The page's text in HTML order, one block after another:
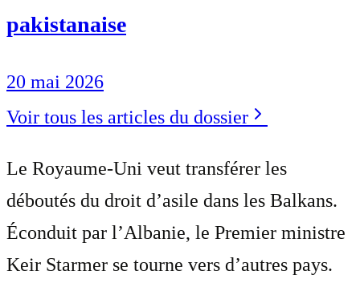
pakistanaise
20 mai 2026
Voir tous les articles du dossier
Le Royaume-Uni veut transférer les
déboutés du droit d’asile dans les Balkans.
Éconduit par l’Albanie, le Premier ministre
Keir Starmer se tourne vers d’autres pays.